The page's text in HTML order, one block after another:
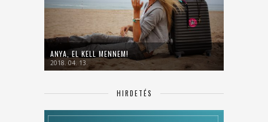
ANYA, EL KELL MENNEM!
2018. 04. 13.
HIRDETÉS